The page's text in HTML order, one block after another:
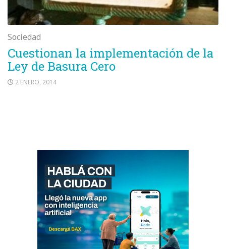
Sociedad
Cuestionan la implementación de la
Ley de Basura Cero
2 ENERO, 2014